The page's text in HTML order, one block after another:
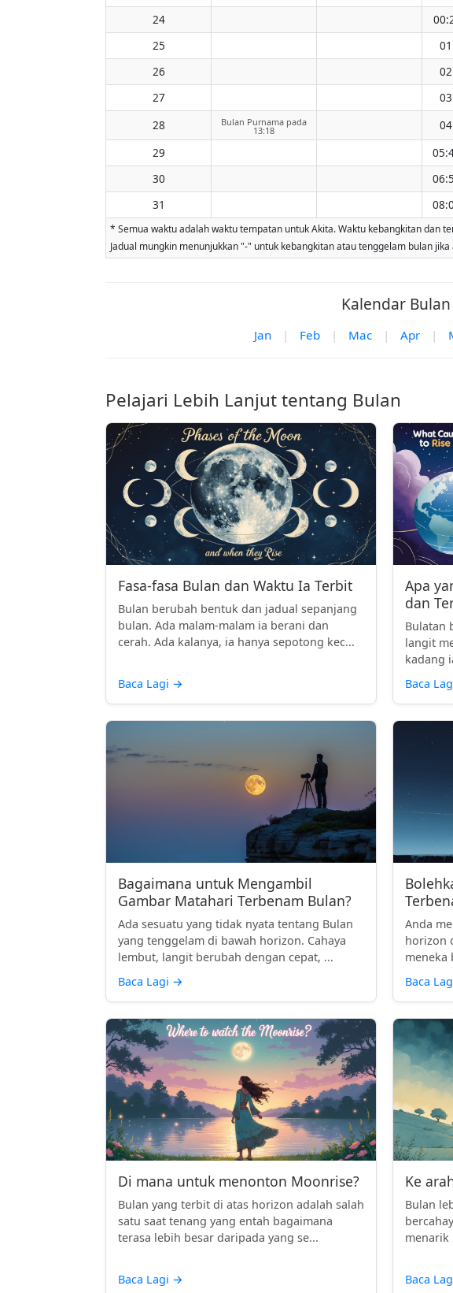
24
25
26
27
28
Bulan Purnama pada
13:18
29
30
31
* Semua waktu adalah waktu tempatan untuk Akita. Waktu kebangkitan
Jadual mungkin menunjukkan "-" untuk kebangkitan atau tenggelam bulan
Kalendar
Jan | Feb | Mac | Apr |
Pelajari Lebih Lanjut tentang Bulan
Fasa-fasa Bulan dan Waktu Ia Terbit
Bulan berubah bentuk dan jadual sepanjang
bulan. Ada malam-malam ia berani dan
cerah. Ada kalanya, ia hanya sepotong kec...
Baca Lagi →
Apa
dan
Bulatan
langit
kadang
Baca
Bagaimana untuk Mengambil
Gambar Matahari Terbenam Bulan?
Ada sesuatu yang tidak nyata tentang Bulan
yang tenggelam di bawah horizon. Cahaya
lembut, langit berubah dengan cepat, ...
Baca Lagi →
Anda
horizon
meneka
Baca
Di mana untuk menonton Moonrise?
Bulan yang terbit di atas horizon adalah salah
satu saat tenang yang entah bagaimana
terasa lebih besar daripada yang se...
Baca Lagi →
Ke
Bulan
menarik
Baca